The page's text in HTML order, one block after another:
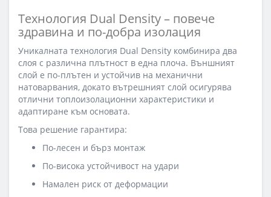
Технология Dual Density – повече
здравина и по-добра изолация
Уникалната технология Dual Density комбинира два
слоя с различна плътност в една плоча. Външният
слой е по-плътен и устойчив на механични
натоварвания, докато вътрешният слой осигурява
отлични топлоизолационни характеристики и
адаптиране към основата.
Това решение гарантира:
По-лесен и бърз монтаж
По-висока устойчивост на удари
Намален риск от деформации